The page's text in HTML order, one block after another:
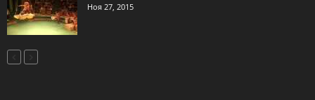
Ноя 27, 2015